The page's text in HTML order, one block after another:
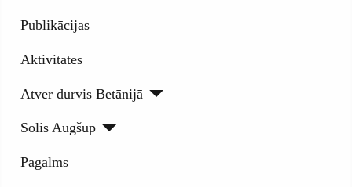
Publikācijas
Aktivitātes
Atver durvis Betānijā
Solis Augšup
Pagalms